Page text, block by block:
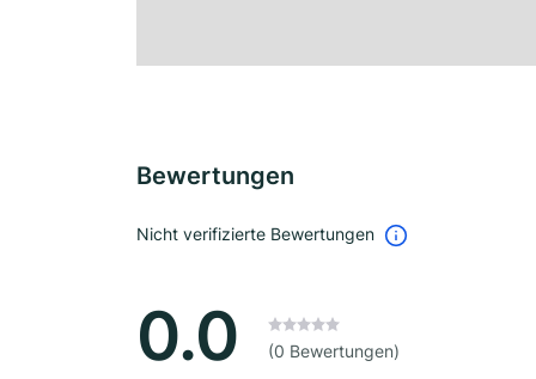
Bewertungen
Nicht verifizierte Bewertungen
0.0 (0 Bewertungen)